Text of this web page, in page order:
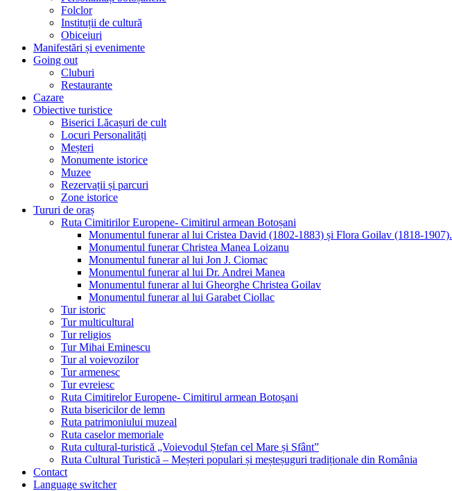
Folclor
Instituții de cultură
Obiceiuri
Manifestări și evenimente
Going out
Cluburi
Restaurante
Cazare
Obiective turistice
Biserici Lăcașuri de cult
Locuri Personalități
Meșteri
Monumente istorice
Muzee
Rezervații și parcuri
Zone istorice
Tururi de oraș
Ruta Cimitirilor Europene- Cimitirul armean Botoșani
Monumentul funerar al lui Cristea David (1802-1883) și Flora Goilav (1818-1907).
Monumentul funerar Christea Manea Loizanu
Monumentul funerar al lui Jon J. Ciomac
Monumentul funerar al lui Dr. Andrei Manea
Monumentul funerar al lui Gheorghe Christea Goilav
Monumentul funerar al lui Garabet Ciollac
Tur istoric
Tur multicultural
Tur religios
Tur Mihai Eminescu
Tur al voievozilor
Tur armenesc
Tur evreiesc
Ruta Cimitirelor Europene- Cimitirul armean Botoșani
Ruta bisericilor de lemn
Ruta patrimoniului muzeal
Ruta caselor memoriale
Ruta cultural-turistică „Voievodul Ștefan cel Mare și Sfânt”
Ruta Cultural Turistică – Meșteri populari și meșteșuguri tradiționale din România
Contact
Language switcher